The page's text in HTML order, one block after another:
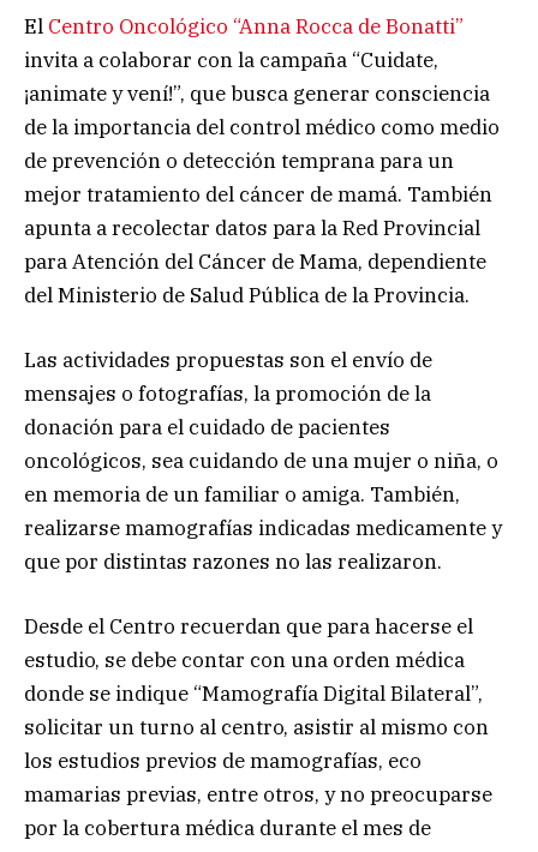
El Centro Oncológico “Anna Rocca de Bonatti”
invita a colaborar con la campaña “Cuidate,
¡animate y vení!”, que busca generar consciencia
de la importancia del control médico como medio
de prevención o detección temprana para un
mejor tratamiento del cáncer de mamá. También
apunta a recolectar datos para la Red Provincial
para Atención del Cáncer de Mama, dependiente
del Ministerio de Salud Pública de la Provincia.
Las actividades propuestas son el envío de
mensajes o fotografías, la promoción de la
donación para el cuidado de pacientes
oncológicos, sea cuidando de una mujer o niña, o
en memoria de un familiar o amiga. También,
realizarse mamografías indicadas medicamente y
que por distintas razones no las realizaron.
Desde el Centro recuerdan que para hacerse el
estudio, se debe contar con una orden médica
donde se indique “Mamografía Digital Bilateral”,
solicitar un turno al centro, asistir al mismo con
los estudios previos de mamografías, eco
mamarias previas, entre otros, y no preocuparse
por la cobertura médica durante el mes de